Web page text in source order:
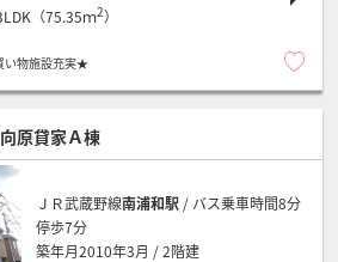
（75.35ｍ2）
い物施設充実★
原貸家Ａ棟
ＪＲ武蔵野線南浦和駅 / バス乗車時間8分
停歩7分
築年月2010年3月 / 2階建